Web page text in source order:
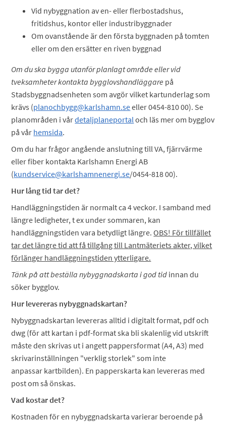
Vid nybyggnation av en- eller flerbostadshus,
fritidshus, kontor eller industribyggnader
Om ovanstående är den första byggnaden på tomten
eller om den ersätter en riven byggnad
Om du ska bygga utanför planlagt område eller vid
tveksamheter kontakta bygglovshandläggare på
Stadsbyggnadsenheten som avgör vilket kartunderlag som
krävs (planochbygg@karlshamn.seeller 0454-810 00). Se
planområden i vårdetaljplaneportal och läs mer om bygglov
på vår hemsida.
Om du har frågor angående anslutning till VA, fjärrvärme
eller fiber kontakta Karlshamn Energi AB
(kundservice@karlshamnenergi.se/0454-818 00).
Hur lång tid tar det?
Handläggningstiden är normalt ca 4 veckor. I samband med
längre ledigheter, t ex under sommaren, kan
handläggningstiden vara betydligt längre.OBS! För tillfället
tar det längre tid att få tillgång till Lantmäteriets akter, vilket
förlänger handläggningstiden ytterligare.
Tänk på att beställa nybyggnadskarta i god tid innan du
söker bygglov.
Hur levereras nybyggnadskartan?
Nybyggnadskartan levereras alltid i digitalt format, pdf och
dwg (för att kartan i pdf-format ska bli skalenlig vid utskrift
måste den skrivas ut i angett pappersformat (A4, A3) med
skrivarinställningen "verklig storlek" som inte
anpassar kartbilden). En papperskarta kan levereras med
post om så önskas.
Vad kostar det?
Kostnaden för en nybyggnadskarta varierar beroende på